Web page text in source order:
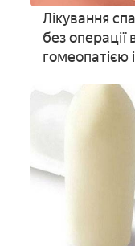
Лікування
без
гомеопатією